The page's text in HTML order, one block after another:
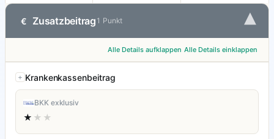
€ Zusatzbeitrag 1 Punkt ▾
Alle Details aufklappen Alle Details einklappen
Krankenkassenbeitrag
BKK exklusiv
★ ★★